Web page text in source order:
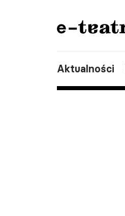
Aktualności